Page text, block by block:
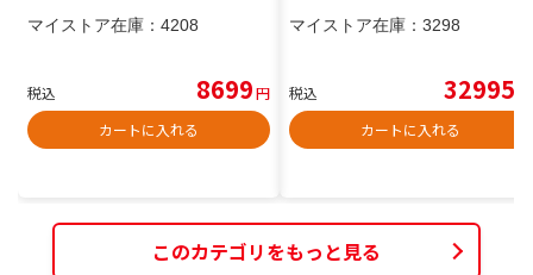
マイストア在庫： 4208
税込 8699円
カートに入れる
マイストア在庫： 3298
税込 32995
カートに入れる
このカテゴリをもっと見る